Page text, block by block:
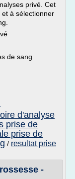
privé. Cet
à sélectionner
de sang
d'analyse
prise de
prise de
/ resultat prise
-